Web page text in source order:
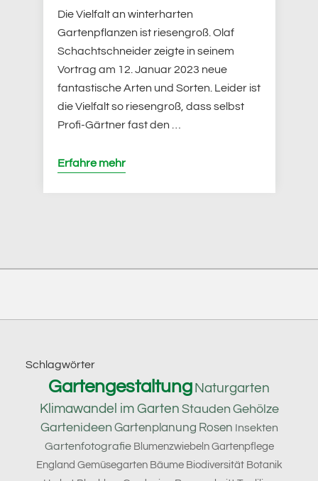
Die Vielfalt an winterharten
Gartenpflanzen ist riesengroß. Olaf
Schachtschneider zeigte in seinem
Vortrag am 12. Januar 2023 neue
fantastische Arten und Sorten. Leider ist
die Vielfalt so riesengroß, dass selbst
Profi-Gärtner fast den …
Erfahre mehr
Footer
Schlagwörter
Gartengestaltung Naturgarten
Klimawandel im Garten Stauden Gehölze
Gartenideen Gartenplanung Rosen Insekten
Gartenfotografie Blumenzwiebeln Gartenpflege
England Gemüsegarten Bäume Biodiversität Botanik